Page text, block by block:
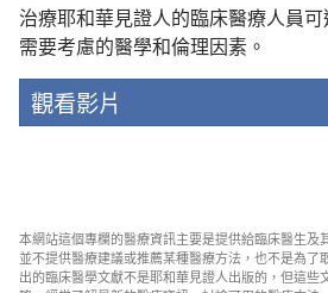
治療耶和華見證人的臨床醫療人員
需要考慮的醫學和倫理因素。
觀看影片
本網站這個專欄的醫療資訊主要是提供給臨床醫生及
並不提供醫療建議或推薦某種醫療方法，也不是為了
出的臨床醫學文獻不是耶和華見證人出版的，但這些